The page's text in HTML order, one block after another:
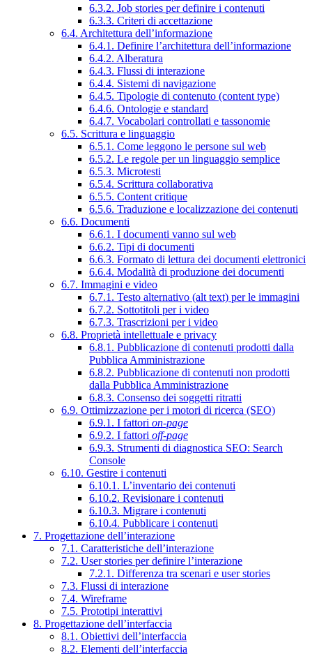
6.3.2. Job stories per definire i contenuti
6.3.3. Criteri di accettazione
6.4. Architettura dell’informazione
6.4.1. Definire l’architettura dell’informazione
6.4.2. Alberatura
6.4.3. Flussi di interazione
6.4.4. Sistemi di navigazione
6.4.5. Tipologie di contenuto (content type)
6.4.6. Ontologie e standard
6.4.7. Vocabolari controllati e tassonomie
6.5. Scrittura e linguaggio
6.5.1. Come leggono le persone sul web
6.5.2. Le regole per un linguaggio semplice
6.5.3. Microtesti
6.5.4. Scrittura collaborativa
6.5.5. Content critique
6.5.6. Traduzione e localizzazione dei contenuti
6.6. Documenti
6.6.1. I documenti vanno sul web
6.6.2. Tipi di documenti
6.6.3. Formato di lettura dei documenti elettronici
6.6.4. Modalità di produzione dei documenti
6.7. Immagini e video
6.7.1. Testo alternativo (alt text) per le immagini
6.7.2. Sottotitoli per i video
6.7.3. Trascrizioni per i video
6.8. Proprietà intellettuale e privacy
6.8.1. Pubblicazione di contenuti prodotti dalla
Pubblica Amministrazione
6.8.2. Pubblicazione di contenuti non prodotti
dalla Pubblica Amministrazione
6.8.3. Consenso dei soggetti ritratti
6.9. Ottimizzazione per i motori di ricerca (SEO)
6.9.1. I fattori on-page
6.9.2. I fattori off-page
6.9.3. Strumenti di diagnostica SEO: Search
Console
6.10. Gestire i contenuti
6.10.1. L’inventario dei contenuti
6.10.2. Revisionare i contenuti
6.10.3. Migrare i contenuti
6.10.4. Pubblicare i contenuti
7. Progettazione dell’interazione
7.1. Caratteristiche dell’interazione
7.2. User stories per definire l’interazione
7.2.1. Differenza tra scenari e user stories
7.3. Flussi di interazione
7.4. Wireframe
7.5. Prototipi interattivi
8. Progettazione dell’interfaccia
8.1. Obiettivi dell’interfaccia
8.2. Elementi dell’interfaccia